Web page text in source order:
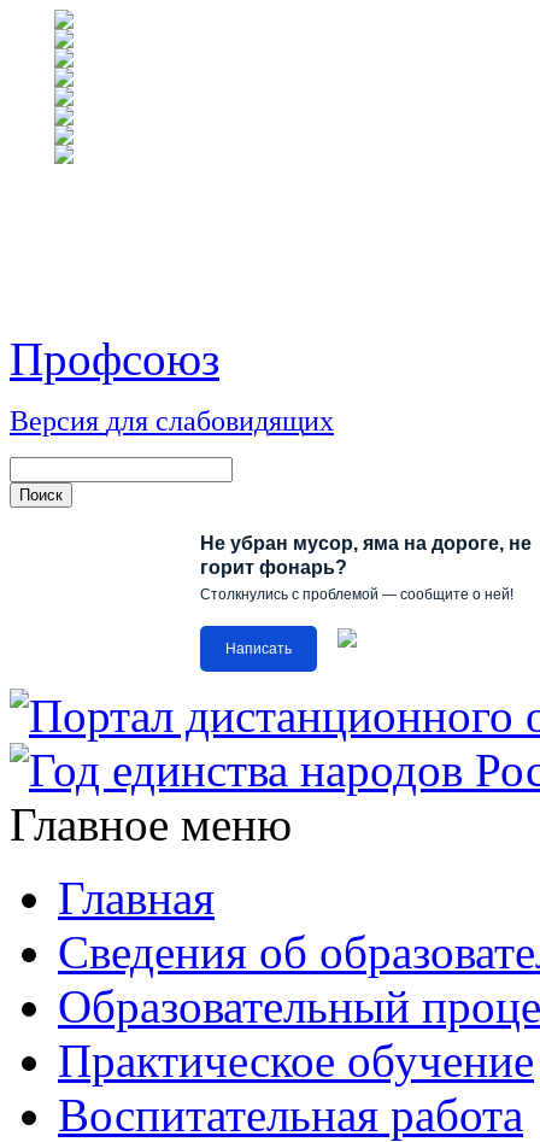
Профсоюз
Версия для слабовидящих
Не убран мусор, яма на дороге, не
горит фонарь?
Столкнулись с проблемой — сообщите о ней!
Написать
Главное меню
Главная
Сведения об
Образовательный
Практическое обучение
Воспитательная работа